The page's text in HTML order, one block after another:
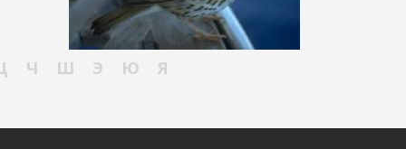
Ч Ш Э Ю Я